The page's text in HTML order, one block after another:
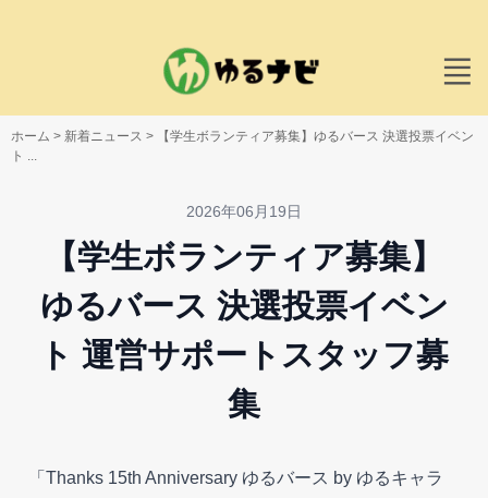
ホーム > 新着ニュース >
【学生ボランティア募集】ゆるバース 決選投票イベン
ト ...
2026年06月19日
【学生ボランティア募集】
ゆるバース 決選投票イベン
ト 運営サポートスタッフ募
集
「Thanks 15th Anniversary ゆるバース by ゆるキャラ